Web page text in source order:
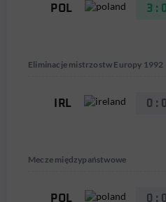
POL 3 : 0
Eliminacje mistrzostw Europy 1992
IRL 0 : 0
Mecze międzypaństwowe
POL 0 : 0